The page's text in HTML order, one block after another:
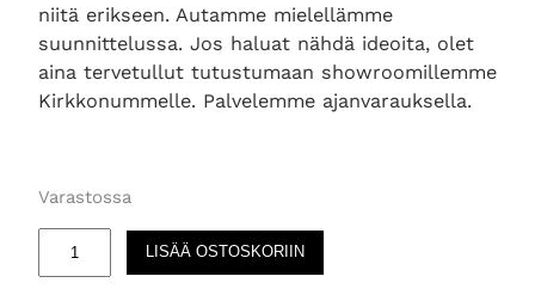
niitä erikseen. Autamme mielellämme
suunnittelussa. Jos haluat nähdä ideoita, olet
aina tervetullut tutustumaan showroomillemme
Kirkkonummelle. Palvelemme ajanvarauksella.
Varastossa
LISÄÄ OSTOSKORIIN